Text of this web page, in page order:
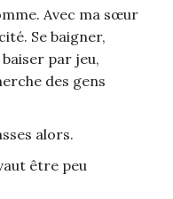
Avec ma sœur
Se baigner,
par jeu,
des gens
alors.
être peu